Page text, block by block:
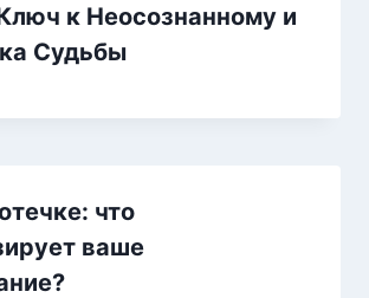
к Неосознанному и
Судьбы
что
ваше